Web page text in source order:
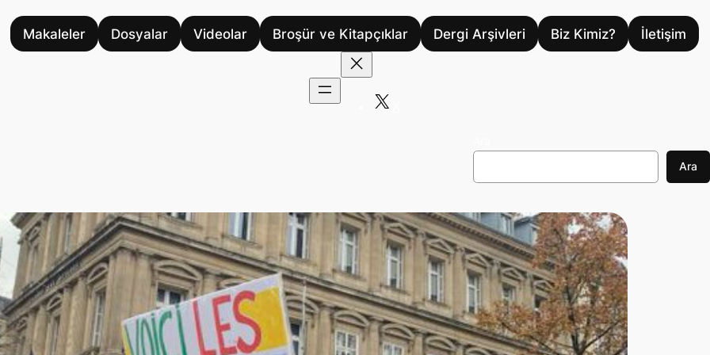
Makaleler Dosyalar Videolar Broşür ve Kitapçıklar Dergi Arşivleri Biz Kimiz? İletişim
Ara